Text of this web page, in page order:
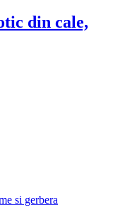
din cale,